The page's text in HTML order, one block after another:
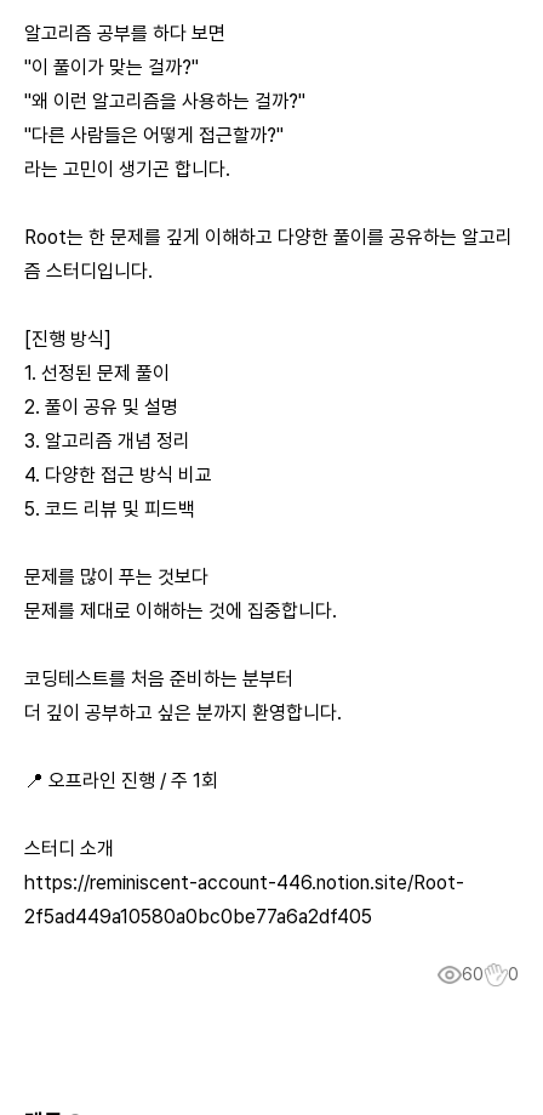
알고리즘 공부를 하다 보면
"이 풀이가 맞는 걸까?"
"왜 이런 알고리즘을 사용하는 걸까?"
"다른 사람들은 어떻게 접근할까?"
라는 고민이 생기곤 합니다.
Root는 한 문제를 깊게 이해하고 다양한 풀이를 공유하는 알고리
즘 스터디입니다.
[진행 방식]
1. 선정된 문제 풀이
2. 풀이 공유 및 설명
3. 알고리즘 개념 정리
4. 다양한 접근 방식 비교
5. 코드 리뷰 및 피드백
문제를 많이 푸는 것보다
문제를 제대로 이해하는 것에 집중합니다.
코딩테스트를 처음 준비하는 분부터
더 깊이 공부하고 싶은 분까지 환영합니다.
📍 오프라인 진행 / 주 1회
스터디 소개
https://reminiscent-account-446.notion.site/Root-
2f5ad449a10580a0bc0be77a6a2df405
60 0